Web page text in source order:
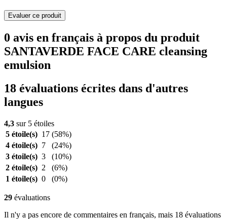
Evaluer ce produit
0 avis en français à propos du produit
SANTAVERDE FACE CARE cleansing
emulsion
18 évaluations écrites dans d'autres
langues
4,3 sur 5 étoiles
5 étoile(s) 17 (58%)
4 étoile(s) 7
(24%)
3 étoile(s) 3
(10%)
2 étoile(s) 2
(6%)
1 étoile(s) 0 (0%)
29 évaluations
Il n'y a pas encore de commentaires en français, mais 18 évaluations